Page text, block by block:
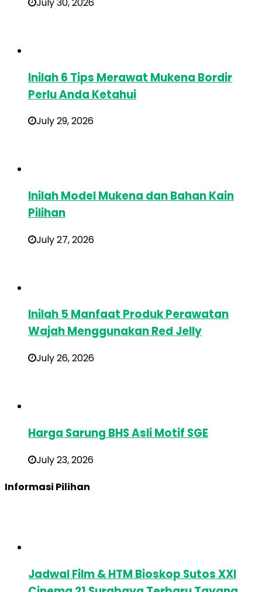
Inilah 6 Tips Merawat Mukena Bordir
Perlu Anda Ketahui
July 29, 2026
Inilah Model Mukena dan Bahan Kain
Pilihan
July 27, 2026
Inilah 5 Manfaat Produk Perawatan
Wajah Menggunakan Red Jelly
July 26, 2026
Harga Sarung BHS Asli Motif SGE
July 23, 2026
Informasi Pilihan
Jadwal Film & HTM Bioskop Sutos XXI